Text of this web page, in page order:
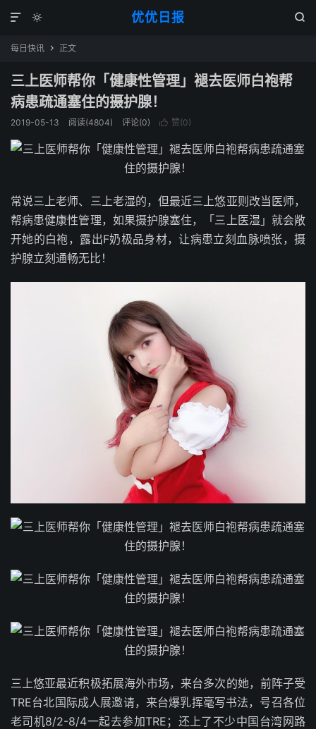
优优日报
 

每日快讯  正文
三上医师帮你「健康性管理」褪去医师白袍帮
病患疏通塞住的摄护腺！
2019-05-13 阅读(4804) 评论(0)  赞(0)
常说三上老师、三上老湿的，但最近三上悠亚则改当医师，
帮病患健康性管理，如果摄护腺塞住，「三上医湿」就会敞
开她的白袍，露出F奶极品身材，让病患立刻血脉喷张，摄
护腺立刻通畅无比！
三上悠亚最近积极拓展海外市场，来台多次的她，前阵子受
TRE台北国际成人展邀请，来台爆乳挥毫写书法，号召各位
老司机8/2-8/4一起去参加TRE；还上了不少中国台湾网路